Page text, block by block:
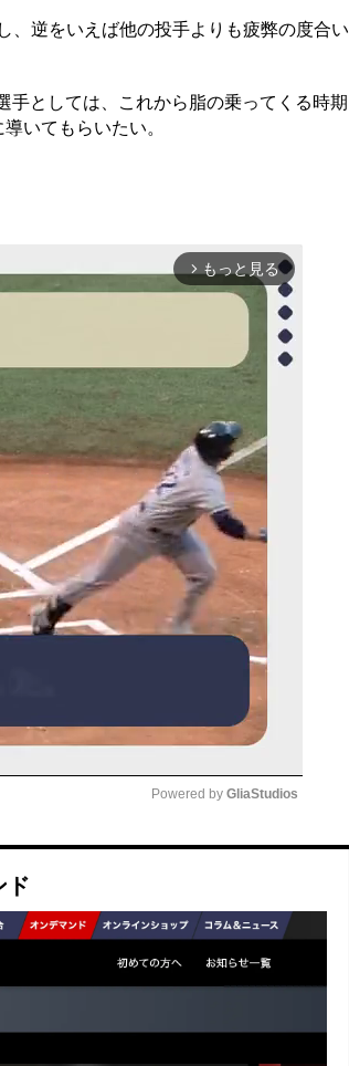
逆をいえば他の投手よりも疲弊の度合い
としては、これから脂の乗ってくる時期
いてもらいたい。
arrow_forward_ios もっと見る
Powered by GliaStudios
ド